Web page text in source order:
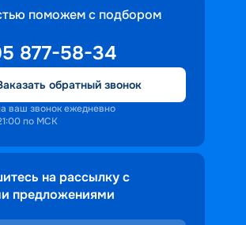
поможем с подбором
877-58-34
обратный звонок
ваш звонок ежедневно
по МСК
на рассылку с
предложениями